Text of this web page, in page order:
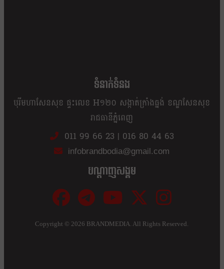
ទំនាក់ទំនង
បុរីមហាសែនសុខ ផ្ទះលេខ H១២០ សង្កាត់ក្រាំងធ្នង់ ខណ្ឌសែនសុខ
រាជធានីភ្នំពេញ
011 99 66 23 | 016 80 44 63
infobrandbodia@gmail.com
បណ្ដាញសង្គម
Copyright ©2026 BRANDMEDIA. All Rights Reserved.